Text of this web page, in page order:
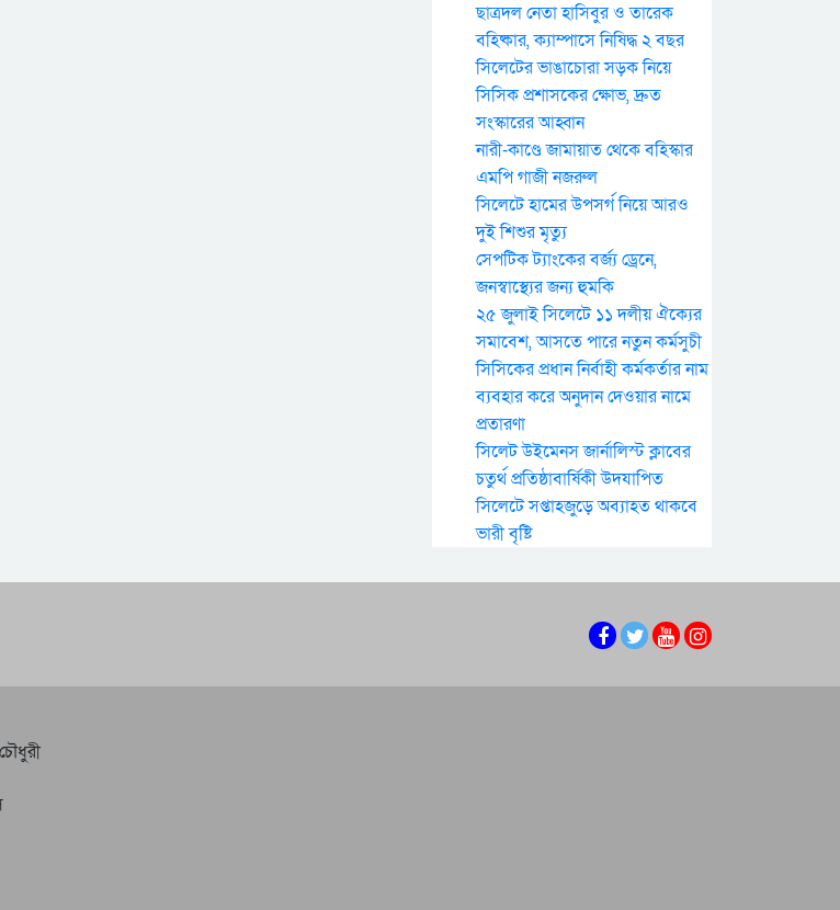
ছাত্রদল নেতা হাসিবুর ও তারেক
বহিষ্কার, ক্যাম্পাসে নিষিদ্ধ ২ বছর
সিলেটের ভাঙাচোরা সড়ক নিয়ে
সিসিক প্রশাসকের ক্ষোভ, দ্রুত
সংস্কারের আহ্বান
নারী-কাণ্ডে জামায়াত থেকে বহিস্কার
এমপি গাজী নজরুল
সিলেটে হামের উপসর্গ নিয়ে আরও
দুই শিশুর মৃত্যু
সেপটিক ট্যাংকের বর্জ্য ড্রেনে,
জনস্বাস্থ্যের জন্য হুমকি
২৫ জুলাই সিলেটে ১১ দলীয় ঐক্যের
সমাবেশ, আসতে পারে নতুন কর্মসুচী
সিসিকের প্রধান নির্বাহী কর্মকর্তার নাম
ব্যবহার করে অনুদান দেওয়ার নামে
প্রতারণা
সিলেট উইমেনস জার্নালিস্ট ক্লাবের
চতুর্থ প্রতিষ্ঠাবার্ষিকী উদযাপিত
সিলেটে সপ্তাহজুড়ে অব্যাহত থাকবে
ভারী বৃষ্টি